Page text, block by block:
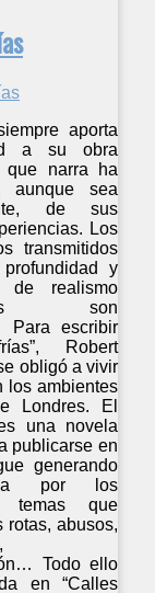
aporta
a su obra
que narra ha
aunque sea
de sus
Los
transmitidos
y
de realismo
son
Para escribir
Robert
obligó a vivir
los ambientes
Londres. El
una novela
publicarse en
generando
por los
temas que
rotas, abusos,
Todo ello
en “Calles